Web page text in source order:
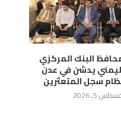
البنك المركزي
يدشن في عدن
سجل المتعثرين
5, 2026